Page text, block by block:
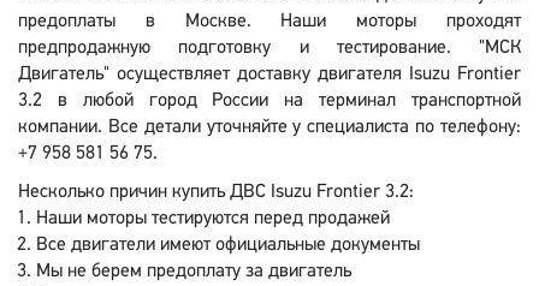
предоплаты в Москве. Наши моторы проходят
предпродажную подготовку и тестирование. "МСК
Двигатель" осуществляет доставку двигателя Isuzu Frontier
3.2 в любой город России на терминал транспортной
компании. Все детали уточняйте у специалиста по телефону:
+7 958 581 56 75.
Несколько причин купить ДВС Isuzu Frontier 3.2:
Наши моторы тестируются перед продажей
Все двигатели имеют официальные документы
Мы не берем предоплату за двигатель